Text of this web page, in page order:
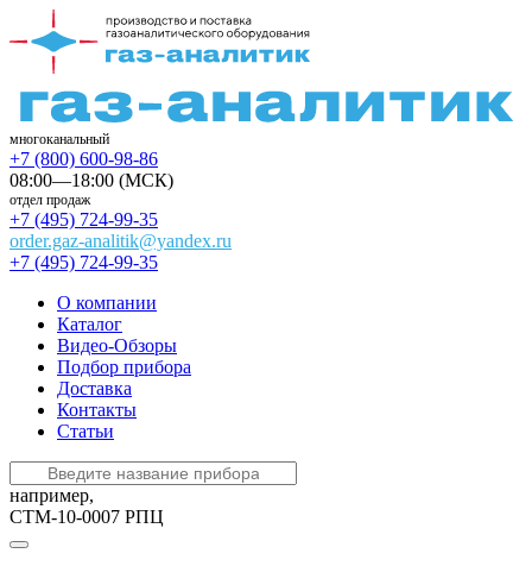
многоканальный
+7 (800) 600-98-86
08:00—18:00 (МСК)
отдел продаж
+7 (495) 724-99-35
order.gaz-analitik@yandex.ru
+7 (495) 724-99-35
О компании
Каталог
Видео-Обзоры
Подбор прибора
Доставка
Контакты
Статьи
например,
СТМ-10-0007 РПЦ